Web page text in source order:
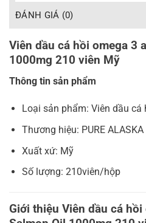
ĐÁNH GIÁ (0)
Viên dầu cá hồi omega 3
1000mg 210 viên Mỹ
Thông tin sản phẩm
Loại sản phẩm: Viên dầu
Thương hiệu: PURE ALASKA
Xuất xứ: Mỹ
Số lượng: 210viên/hộp
Giới thiệu Viên dầu cá